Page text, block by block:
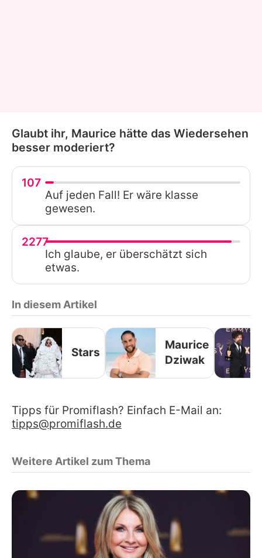
Glaubt ihr, Maurice hätte das Wiedersehen
besser moderiert?
107
Auf jeden Fall! Er wäre klasse
gewesen.
2277
Ich glaube, er überschätzt sich
etwas.
In diesem Artikel
Stars
Maurice
Dziwak
Tipps für Promiflash? Einfach E-Mail an:
tipps@promiflash.de
Weitere Artikel zum Thema